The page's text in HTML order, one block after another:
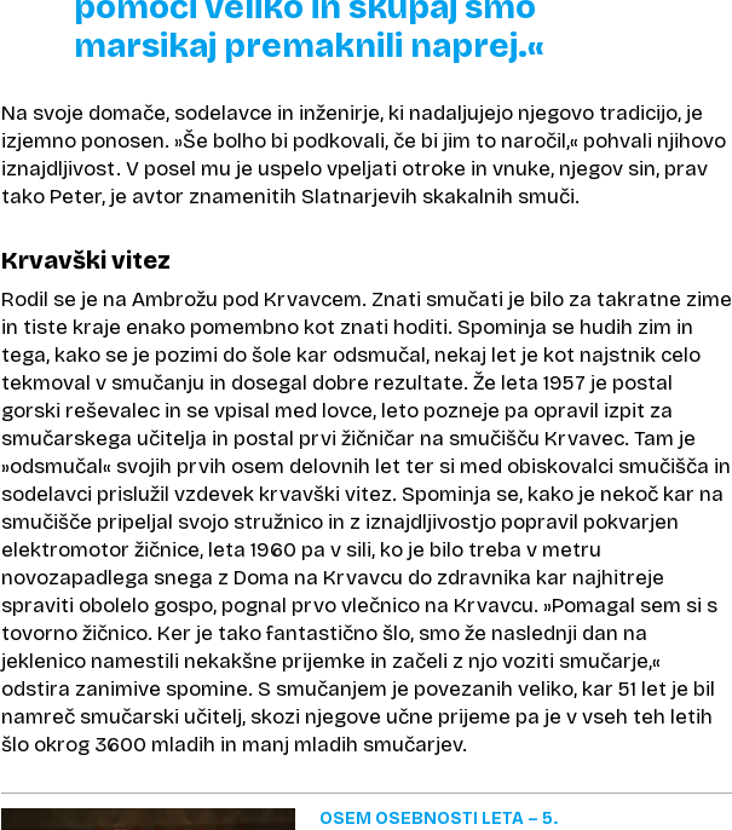
marsikaj premaknili naprej.«
Na svoje domače, sodelavce in inženirje, ki nadaljujejo njegovo tradicijo, je
izjemno ponosen. »Še bolho bi podkovali, če bi jim to naročil,« pohvali njihovo
iznajdljivost. V posel mu je uspelo vpeljati otroke in vnuke, njegov sin, prav
tako Peter, je avtor znamenitih Slatnarjevih skakalnih smuči.
Krvavški vitez
Rodil se je na Ambrožu pod Krvavcem. Znati smučati je bilo za takratne zime
in tiste kraje enako pomembno kot znati hoditi. Spominja se hudih zim in
tega, kako se je pozimi do šole kar odsmučal, nekaj let je kot najstnik celo
tekmoval v smučanju in dosegal dobre rezultate. Že leta 1957 je postal
gorski reševalec in se vpisal med lovce, leto pozneje pa opravil izpit za
smučarskega učitelja in postal prvi žičničar na smučišču Krvavec. Tam je
»odsmučal« svojih prvih osem delovnih let ter si med obiskovalci smučišča in
sodelavci prislužil vzdevek krvavški vitez. Spominja se, kako je nekoč kar na
smučišče pripeljal svojo stružnico in z iznajdljivostjo popravil pokvarjen
elektromotor žičnice, leta 1960 pa v sili, ko je bilo treba v metru
novozapadlega snega z Doma na Krvavcu do zdravnika kar najhitreje
spraviti obolelo gospo, pognal prvo vlečnico na Krvavcu. »Pomagal sem si s
tovorno žičnico. Ker je tako fantastično šlo, smo že naslednji dan na
jeklenico namestili nekakšne prijemke in začeli z njo voziti smučarje,«
odstira zanimive spomine. S smučanjem je povezanih veliko, kar 51 let je bil
namreč smučarski učitelj, skozi njegove učne prijeme pa je v vseh teh letih
šlo okrog 3600 mladih in manj mladih smučarjev.
OSEM OSEBNOSTI LETA – 5.